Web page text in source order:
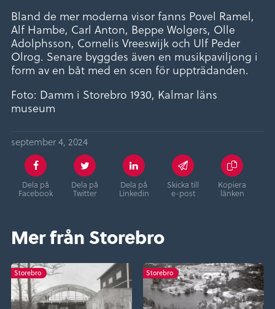
Bland de mer moderna visor fanns Povel Ramel,
Alf Hambe, Carl Anton, Beppe Wolgers, Olle
Adolphsson, Cornelis Vreeswijk och Ulf Peder
Olrog. Senare byggdes även en musikpaviljong i
form av en båt med en scen för uppträdanden.
Foto: Damm i Storebro 1930, Kalmar läns
museum
september 4, 2024
Dela på
Facebook
Dela på
Twitter
Dela på
Linkedin
Skicka till
e-post
Kopiera
länken
Mer från Storebro
Storebro Storebro